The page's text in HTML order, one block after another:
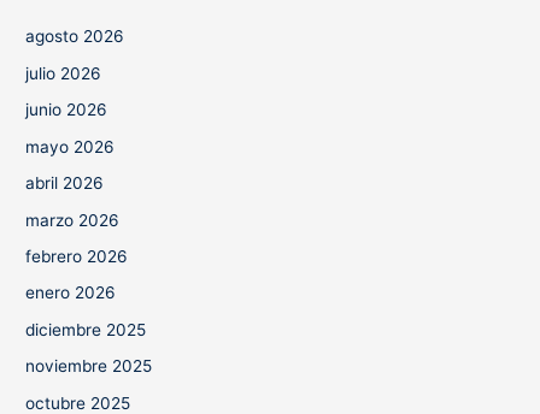
agosto 2026
julio 2026
junio 2026
mayo 2026
abril 2026
marzo 2026
febrero 2026
enero 2026
diciembre 2025
noviembre 2025
octubre 2025